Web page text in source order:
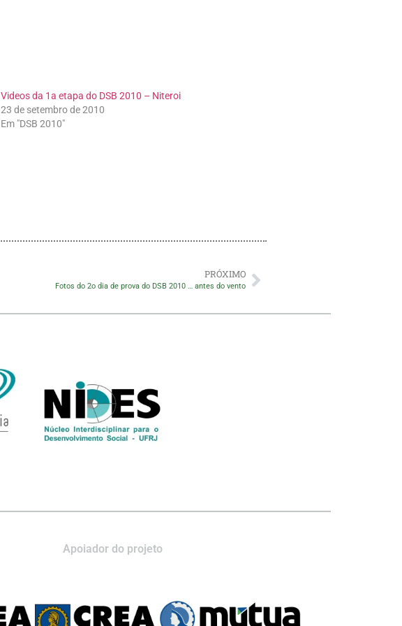
Videos da 1a etapa do DSB 2010 – Niteroi
23 de setembro de 2010
Em "DSB 2010"
PRÓXIMO
Fotos do 2o dia de prova do DSB 2010 … antes do vento
Apoiador do projeto